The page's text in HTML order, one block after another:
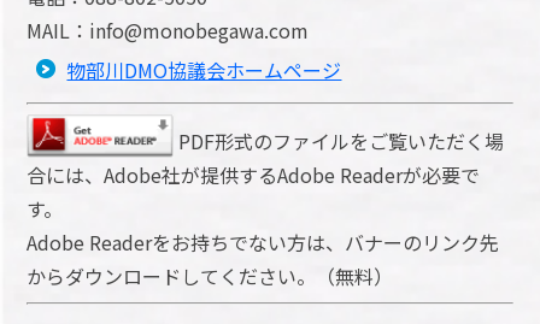
MAIL：info@monobegawa.com
物部川DMO協議会ホームページ
PDF形式のファイルをご覧いただく場
合には、Adobe社が提供するAdobe Readerが必要で
す。
Adobe Readerをお持ちでない方は、バナーのリンク先
からダウンロードしてください。（無料）